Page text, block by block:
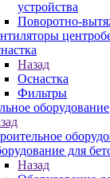
устройства
Поворотно-
Назад
Оснастка
Фильтры
оборудование
для
Назад